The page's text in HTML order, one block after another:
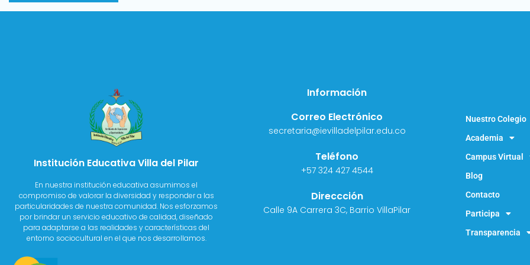
Institución Educativa Villa del Pilar
En nuestra institución educativa asumimos el
compromiso de valorar la diversidad y responder a las
particularidades de nuestra comunidad. Nos esforzamos
por brindar un servicio educativo de calidad, diseñado
para adaptarse a las realidades y características del
entorno sociocultural en el que nos desarrollamos.
Información
Correo Electrónico
secretaria@ievilladelpilar.edu.co
Teléfono
+57 324 427 4544
Direccción
Calle 9A Carrera 3C, Barrio VillaPilar
Nuestro Colegio
Academia
Campus Virtual
Blog
Contacto
Participa
Transparencia